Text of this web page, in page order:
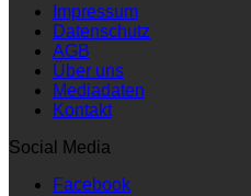
Impressum
Datenschutz
AGB
Über uns
Mediadaten
Kontakt
Social Media
Facebook